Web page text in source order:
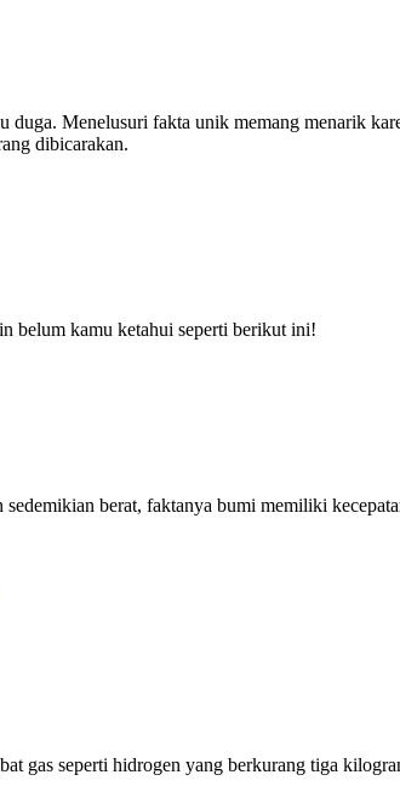
Menelusuri fakta unik memang menarik
dibicarakan.
belum kamu ketahui seperti berikut ini!
berat, faktanya bumi memiliki
gas seperti hidrogen yang berkurang tiga